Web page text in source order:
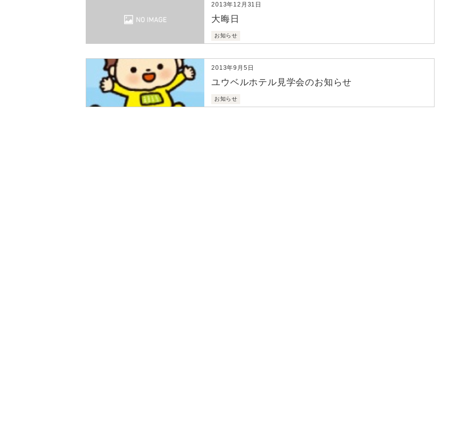
2013年12月31日
大晦日
お知らせ
2013年9月5日
ユウベルホテル見学会のお知らせ
お知らせ